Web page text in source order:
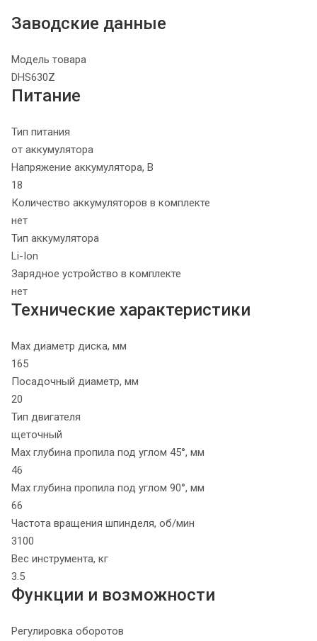
Заводские данные
Модель товара
DHS630Z
Питание
Тип питания
от аккумулятора
Напряжение аккумулятора, В
18
Количество аккумуляторов в комплекте
нет
Тип аккумулятора
Li-Ion
Зарядное устройство в комплекте
нет
Технические характеристики
Max диаметр диска, мм
165
Посадочный диаметр, мм
20
Тип двигателя
щеточный
Max глубина пропила под углом 45°, мм
46
Max глубина пропила под углом 90°, мм
66
Частота вращения шпинделя, об/мин
3100
Вес инструмента, кг
3.5
Функции и возможности
Регулировка оборотов